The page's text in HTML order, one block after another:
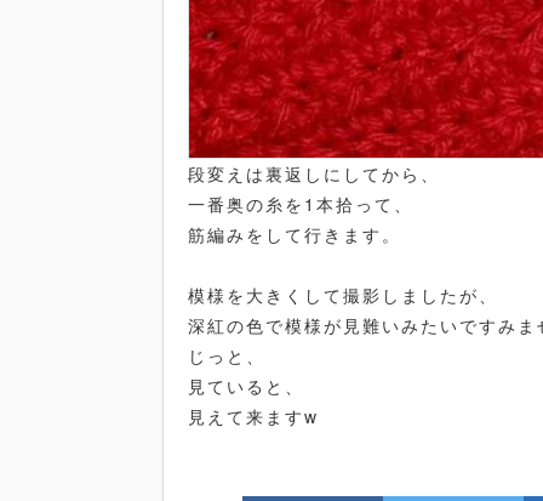
段変えは裏返しにしてから、
一番奥の糸を1本拾って、
筋編みをして行きます。
模様を大きくして撮影しましたが、
深紅の色で模様が見難いみたいですみま
じっと、
見ていると、
見えて来ますw